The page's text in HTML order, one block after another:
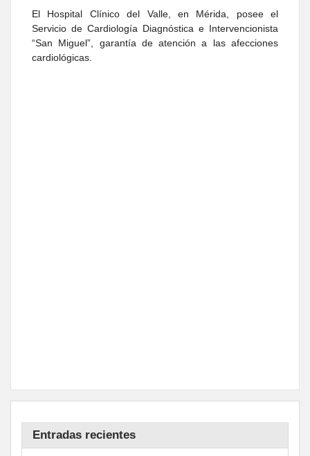
El Hospital Clínico del Valle, en Mérida, posee el
Servicio de Cardiología Diagnóstica e Intervencionista
“San Miguel”, garantía de atención a las afecciones
cardiológicas.
Entradas recientes